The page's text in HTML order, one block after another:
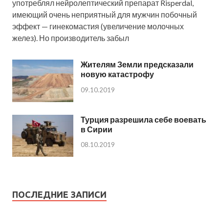
употреблял нейролептический препарат Risperdal,
имеющий очень неприятный для мужчин побочный
эффект — гинекомастия (увеличение молочных
желез). Но производитель забыл
Жителям Земли предсказали
новую катастрофу
09.10.2019
Турция разрешила себе воевать
в Сирии
08.10.2019
ПОСЛЕДНИЕ ЗАПИСИ